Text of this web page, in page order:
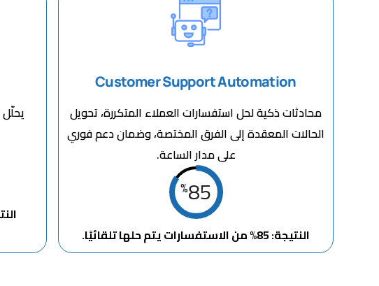
Customer Support Automation
محادثات ذكية لحل استفسارات العملاء المتكررة، تحويل
الحالات المعقدة إلى الفرق المختصة، وضمان دعم فوري
على مدار الساعة.
85
%
النتيجة: 85% من الاستفسارات يتم حلها تلقائيًا.